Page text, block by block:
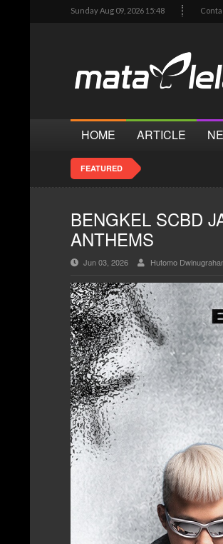
Sunday Aug 09, 2026 15:48
HOME ARTICLE
FEATURED
BENGKEL SCBD
ANTHEMS
Jun 03, 2026 Hutomo